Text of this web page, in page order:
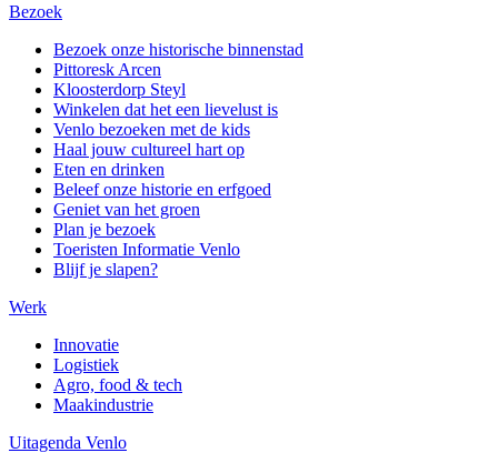
Bezoek
Bezoek onze historische binnenstad
Pittoresk Arcen
Kloosterdorp Steyl
Winkelen dat het een lievelust is
Venlo bezoeken met de kids
Haal jouw cultureel hart op
Eten en drinken
Beleef onze historie en erfgoed
Geniet van het groen
Plan je bezoek
Toeristen Informatie Venlo
Blijf je slapen?
Werk
Innovatie
Logistiek
Agro, food & tech
Maakindustrie
Uitagenda Venlo